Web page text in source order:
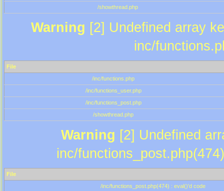
/showthread.php
Warning [2] Undefined array
inc/
File
/inc/functions.php
/inc/functions_user.php
/inc/functions_post.php
/showthread.php
Warning [2] Undefined
inc/
File
/inc/functions_post.php(474) : eval()'d code